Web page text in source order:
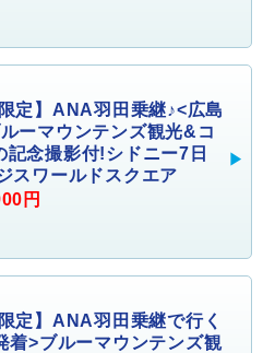
定】ANA羽田乗継♪<広島
ーマウンテンズ観光&コ
記念撮影付!シドニー7日
スワールドスクエア
円
定】ANA羽田乗継で行く
着>ブルーマウンテンズ観